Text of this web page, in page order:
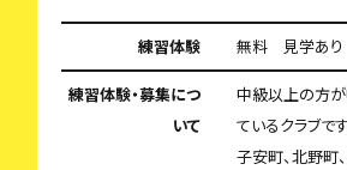
練習体験 無料 見学あり
練習体験・募集につ
いて
中級以上の方
ているクラブで
子安町、北野町